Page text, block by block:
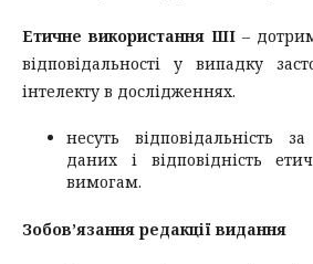
Етичне використання ШІ –
відповідальності у випадку
інтелекту в дослідженнях.
несуть відповідальність
даних і відповідність
вимогам.
Зобов’язання редакції видання